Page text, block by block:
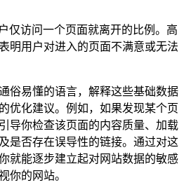
仅访问一个页面就离开的比例。高
明用户对进入的页面不满意或无法
俗易懂的语言，解释这些基础数据
优化建议。例如，如果发现某个页
导你检查该页面的内容质量、加载
是否存在误导性的链接。通过对这
就能逐步建立起对网站数据的敏感
你的网站。